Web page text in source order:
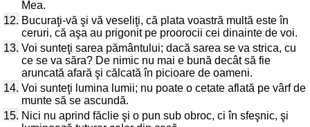
Mea.
12. Bucuraţi-vă şi vă veseliţi, că plata voastră multă este în
ceruri, că aşa au prigonit pe proorocii cei dinainte de voi.
13. Voi sunteţi sarea pământului; dacă sarea se va strica, cu
ce se va săra? De nimic nu mai e bună decât să fie
aruncată afară şi călcată în picioare de oameni.
14. Voi sunteţi lumina lumii; nu poate o cetate aflată pe vârf de
munte să se ascundă.
15. Nici nu aprind făclie şi o pun sub obroc, ci în sfeşnic, şi